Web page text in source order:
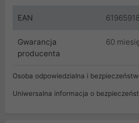
EAN
Gwarancja
producenta
60
Osoba odpowiedzialna i
Uniwersalna informacja o